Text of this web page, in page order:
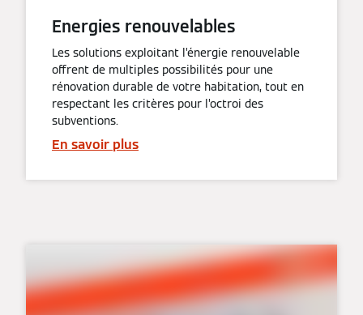
Energies renouvelables
Les solutions exploitant l’énergie renouvelable
offrent de multiples possibilités pour une
rénovation durable de votre habitation, tout en
respectant les critères pour l’octroi des
subventions.
En savoir plus